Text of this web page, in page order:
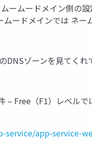
ームードメイン側の
ードメインでは ネ
ゾーンを見てく
– Free（F1）レベル
app-service-